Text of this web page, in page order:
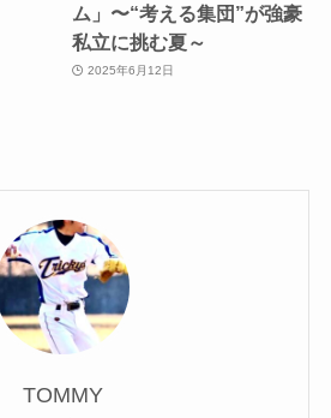
ム」〜“考える集団”が強豪
私立に挑む夏～
2025年6月12日
TOMMY